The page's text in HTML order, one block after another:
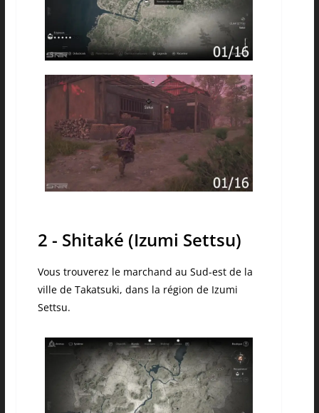
2 - Shitaké (Izumi Settsu)
Vous trouverez le marchand au Sud-est de la
ville de Takatsuki, dans la région de Izumi
Settsu.